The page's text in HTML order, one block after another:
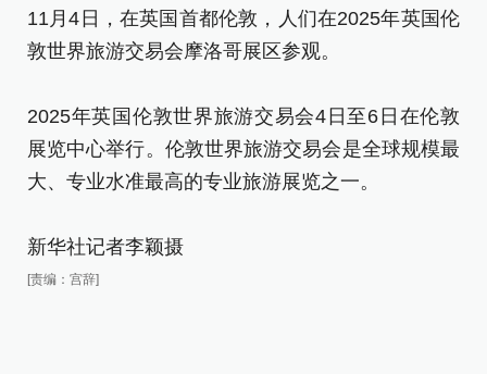
11月4日，在英国首都伦敦，人们在2025年英国伦
敦世界旅游交易会摩洛哥展区参观。
2025年英国伦敦世界旅游交易会4日至6日在伦敦
展览中心举行。伦敦世界旅游交易会是全球规模最
大、专业水准最高的专业旅游展览之一。
新华社记者李颖摄
[责编：宫辞]